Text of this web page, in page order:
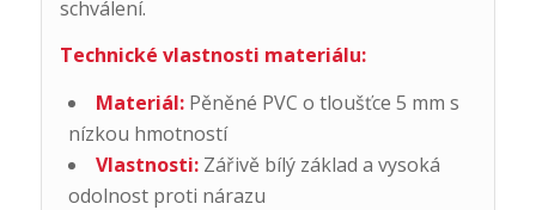
schválení.
Technické vlastnosti materiálu:
Materiál:Pěněné PVC o tloušťce 5 mm s
nízkou hmotností
Vlastnosti:Zářivě bílý základ a vysoká
odolnost proti nárazu